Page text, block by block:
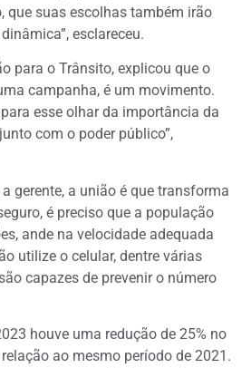
que suas escolhas também irão
esclareceu.
para o Trânsito, explicou que o
campanha, é um movimento.
esse olhar da importância da
com o poder público”,
gerente, a união é que transforma
é preciso que a população
ande na velocidade adequada
utilize o celular, dentre várias
capazes de prevenir o número
houve uma redução de 25% no
ao mesmo período de 2021.